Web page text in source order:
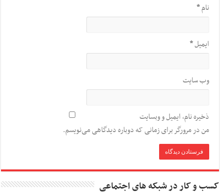
نام*
ایمیل*
وب‌ سایت
ذخیره نام، ایمیل و وبسایت
من در مرورگر برای زمانی که دوباره دیدگاهی می‌نویسم.
کسب و کار در شبکه های اجتماعی